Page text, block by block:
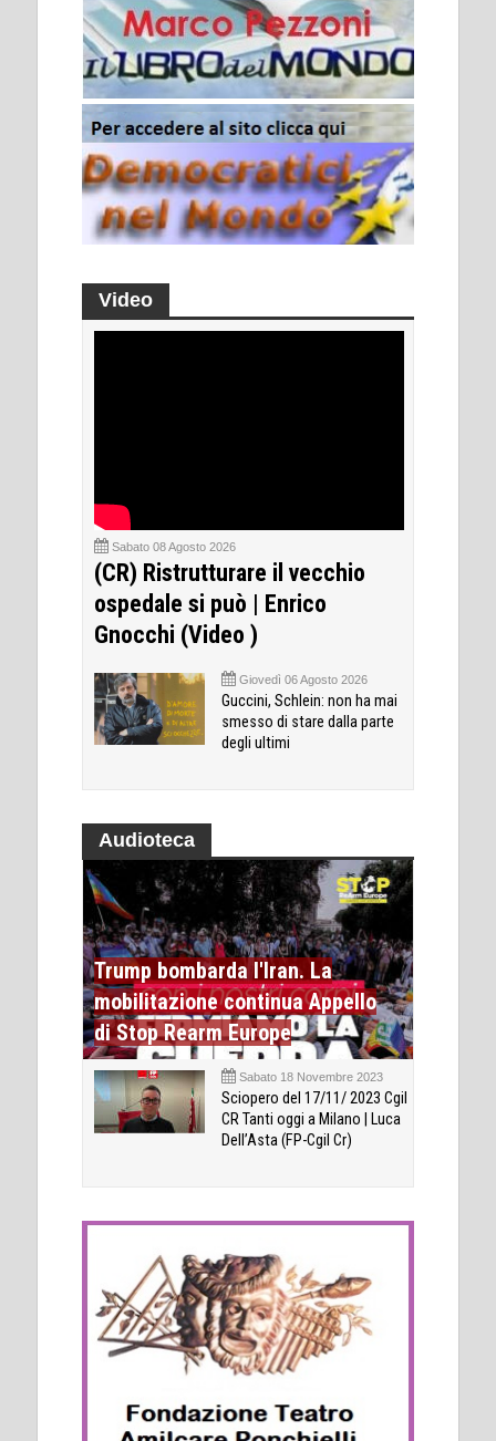
Video
Sabato 08 Agosto 2026
(CR) Ristrutturare il vecchio
ospedale si può | Enrico
Gnocchi (Video )
Giovedì 06 Agosto 2026
Guccini, Schlein: non ha mai
smesso di stare dalla parte
degli ultimi
Audioteca
Trump bombarda l'Iran. La
mobilitazione continua Appello
di Stop Rearm Europe
Sabato 18 Novembre 2023
Sciopero del 17/11/ 2023 Cgil
CR Tanti oggi a Milano | Luca
Dell’Asta (FP-Cgil Cr)